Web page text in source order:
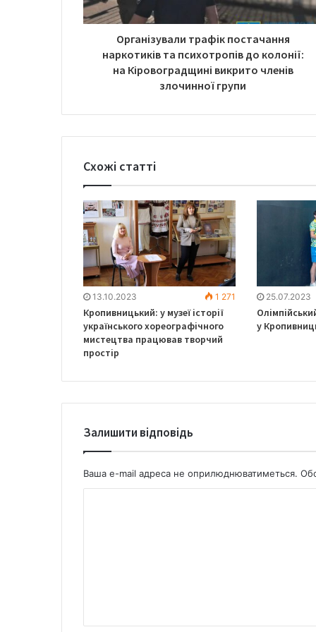
Організували трафік постачання
наркотиків та психотропів до колонії:
на Кіровоградщині викрито членів
злочинної групи
Схожі статті
13.10.2023 1 271
Кропивницький: у музеї історії
українського хореографічного
мистецтва працював творчий
простір
25.07.2023
у
Залишити відповідь
Ваша e-mail адреса не оприлюднюватиметься.